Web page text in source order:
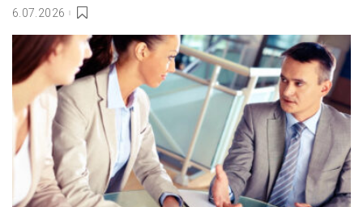
6.07.2026